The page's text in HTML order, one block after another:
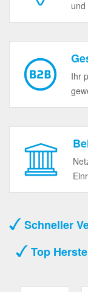
Ihr
Schneller
Top